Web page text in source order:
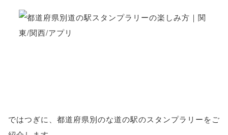
ではつぎに、都道府県別のな道の駅のスタンプラリーをご